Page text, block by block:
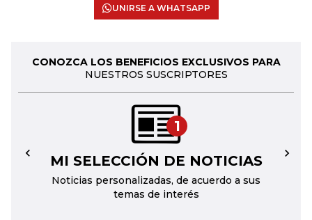
UNIRSE A WHATSAPP
CONOZCA LOS BENEFICIOS EXCLUSIVOS PARA
NUESTROS SUSCRIPTORES
1
MI SELECCIÓN DE NOTICIAS
Noticias personalizadas, de acuerdo a sus
temas de interés
← →